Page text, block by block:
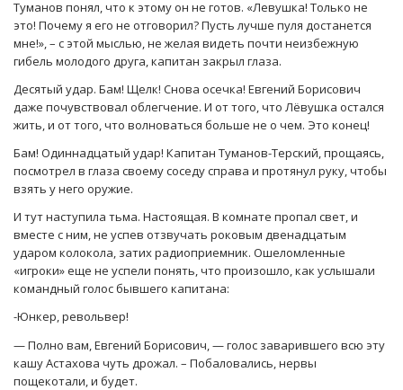
Туманов понял, что к этому он не готов. «Левушка! Только не
это! Почему я его не отговорил? Пусть лучше пуля достанется
мне!», – с этой мыслью, не желая видеть почти неизбежную
гибель молодого друга, капитан закрыл глаза.
Десятый удар. Бам! Щелк! Снова осечка! Евгений Борисович
даже почувствовал облегчение. И от того, что Лёвушка остался
жить, и от того, что волноваться больше не о чем. Это конец!
Бам! Одиннадцатый удар! Капитан Туманов-Терский, прощаясь,
посмотрел в глаза своему соседу справа и протянул руку, чтобы
взять у него оружие.
И тут наступила тьма. Настоящая. В комнате пропал свет, и
вместе с ним, не успев отзвучать роковым двенадцатым
ударом колокола, затих радиоприемник. Ошеломленные
«игроки» еще не успели понять, что произошло, как услышали
командный голос бывшего капитана:
-Юнкер, револьвер!
— Полно вам, Евгений Борисович, — голос заварившего всю эту
кашу Астахова чуть дрожал. – Побаловались, нервы
пощекотали, и будет.